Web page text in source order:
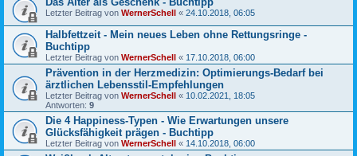
Letzter Beitrag von WernerSchell « 24.10.2018, 06:05
Halbfettzeit - Mein neues Leben ohne Rettungsringe -
Buchtipp
Letzter Beitrag von WernerSchell « 17.10.2018, 06:00
Prävention in der Herzmedizin: Optimierungs-Bedarf bei
ärztlichen Lebensstil-Empfehlungen
Letzter Beitrag von WernerSchell « 10.02.2021, 18:05
Antworten: 9
Die 4 Happiness-Typen - Wie Erwartungen unsere
Glücksfähigkeit prägen - Buchtipp
Letzter Beitrag von WernerSchell « 14.10.2018, 06:00